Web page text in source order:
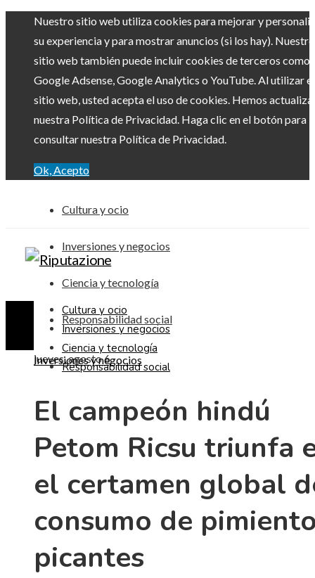
Nuestro sitio web utiliza cookies para mejorar y
su experiencia y para mostrar anuncios (si los hay). Nuestro
sitio web también puede incluir cookies de terceros como
Google Adsense, Google Analytics o YouTube. Al utilizar el
sitio web, usted acepta el uso de cookies. Hemos
nuestra Política de Privacidad. Haga clic en el botón para
consultar nuestra Política de Privacidad.
Ok, Acepto
Cultura y ocio
Inversiones y negocios
Ciencia y tecnología
Responsabilidad social
jueves, agosto 6
Cultura y ocio
Inversiones y negocios
Ciencia y tecnología
Responsabilidad social
Inversiones y negocios
El campeón hindú
Petom Ricsu triunfa
el certamen global
consumo de
picantes